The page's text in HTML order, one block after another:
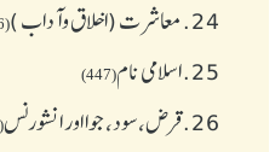
24. معاشرت (اخلاق وآداب )(436)
25. اسلامی نام(447)
26. قرض،سود، جوا اور انشورنس(333)